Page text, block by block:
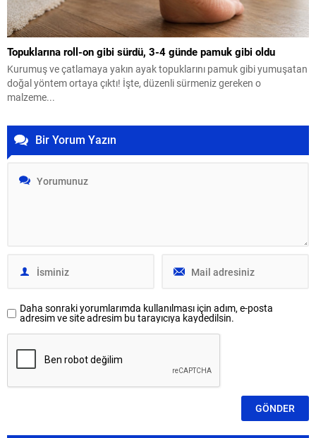
Topuklarına roll-on gibi sürdü, 3-4 günde pamuk gibi oldu
Kurumuş ve çatlamaya yakın ayak topuklarını pamuk gibi yumuşatan
doğal yöntem ortaya çıktı! İşte, düzenli sürmeniz gereken o
malzeme...
Bir Yorum Yazın
Daha sonraki yorumlarımda kullanılması için adım, e-posta
adresim ve site adresim bu tarayıcıya kaydedilsin.